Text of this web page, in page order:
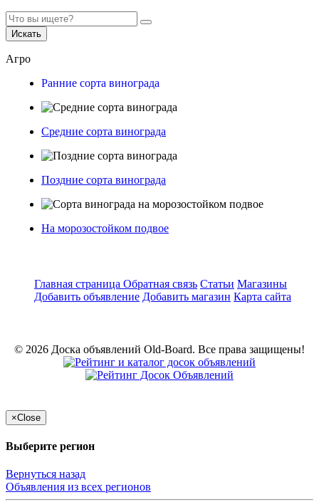
Искать
Агро
Ранние сорта винограда
Средние сорта винограда
Поздние сорта винограда
На морозостойком подвое
Главная страница Обратная связь Статьи Магазины
Добавить объявление Добавить магазин Карта сайта
© 2026 Доска объявлений Old-Board. Все права защищены!
×Close
Выберите регион
Вернуться назад
Объявления из всех регионов